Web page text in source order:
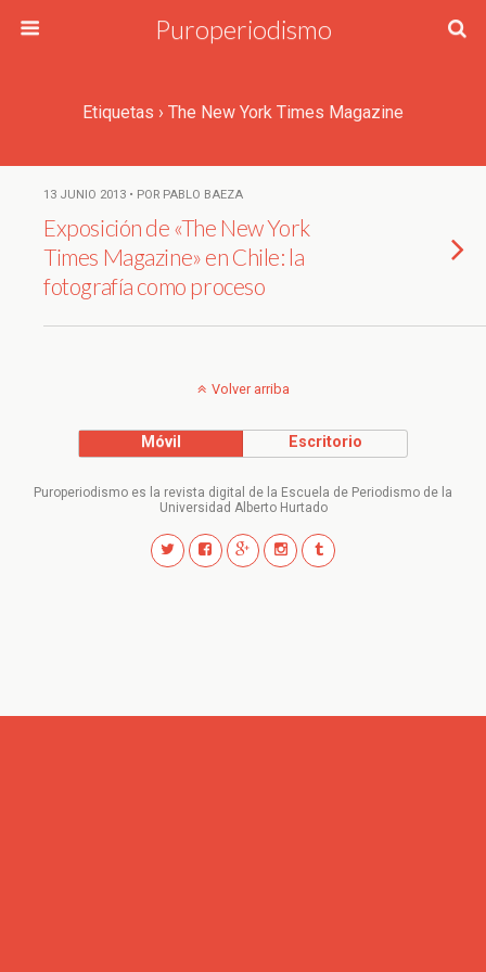
Puroperiodismo
Etiquetas › The New York Times Magazine
13 JUNIO 2013 • POR PABLO BAEZA
Exposición de «The New York
Times Magazine» en Chile: la
fotografía como proceso
Volver arriba
Móvil Escritorio
Puroperiodismo es la revista digital de la Escuela de Periodismo de la
Universidad Alberto Hurtado